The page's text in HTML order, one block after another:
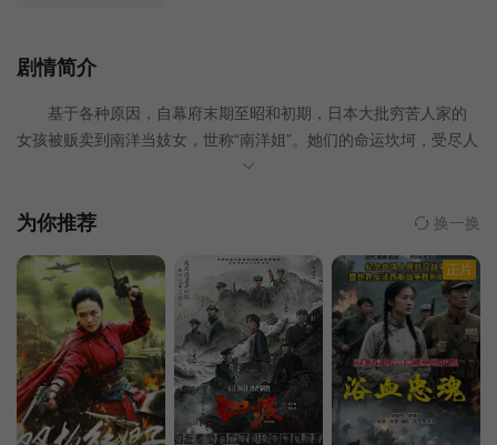
剧情简介
基于各种原因，自幕府末期至昭和初期，日本大批穷苦人家的
女孩被贩卖到南洋当妓女，世称“南洋姐”。她们的命运坎坷，受尽人
世间的屈辱。有些人客死他乡，有些即使回到故乡，却仍要承受世
和解开这段历史，走访了九州天草的崎津町 ，不过她的采访并不顺
间，她在路边冷饮店邂逅曾当过南洋姐的阿崎婆（田中绢代 饰），
经过一段时间的试探和交往，原本紧锁心门的老婆婆终于向圭子敞
开心扉，一同回首那段不堪回首的悲伤往事…… 改编自山崎朋
子的小说《山打根8号娼馆 底层女性史序章（サンダカン八番娼館-
底辺女性史序章）》，影片荣获1973年亚太电影节最佳影片奖、19
75年柏林国际电影节最佳女演员奖等多个奖项。
为你推荐 换一换
正片